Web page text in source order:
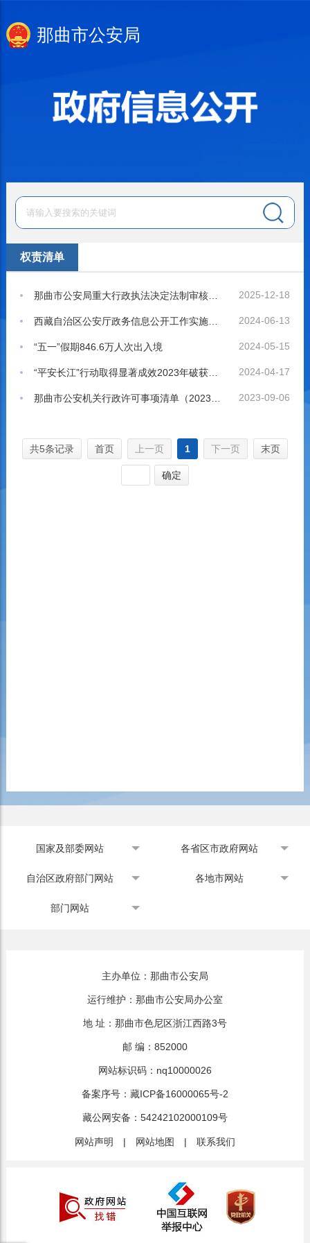
那曲市公安局
权责清单
那曲市公安局重大行政执法决定法制审核目录清单 2025-12-18
西藏自治区公安厅政务信息公开工作实施方案（精简版） 2024-06-13
“五一”假期846.6万人次出入境 2024-05-15
“平安长江”行动取得显著成效2023年破获涉江刑事案件6500余起，打掉犯罪团伙815个 2024-04-17
2023-09-06
共5条记录 首页 上一页 1 下一页 末页
确定
国家及部委网站 各省区市政府网站
自治区政府部门网站 各地市网站
部门网站
主办单位：那曲市公安局
运行维护：那曲市公安局办公室
地 址：那曲市色尼区浙江西路3号
邮 编：852000
网站标识码：nq10000026
备案序号： 藏ICP备16000065号-2
藏公网安备： 54242102000109号
网站声明 | 网站地图 | 联系我们